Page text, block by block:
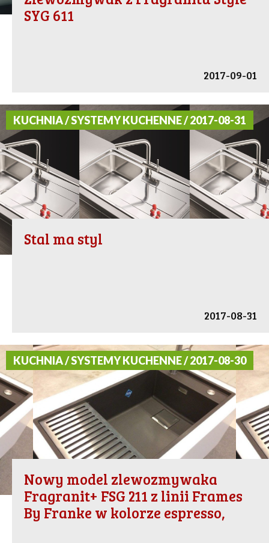
SYG 611
2017-09-01
KUCHNIA / SYSTEMY KUCHENNE / 2017-08-31
Stal ma styl
2017-08-31
KUCHNIA / SYSTEMY KUCHENNE / 2017-08-30
Nowy model zlewozmywaka
Fragranit+ FSG 211 z linii Frames
By Franke w kolorze espresso,